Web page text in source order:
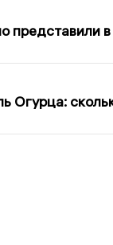
представили
Огурца: